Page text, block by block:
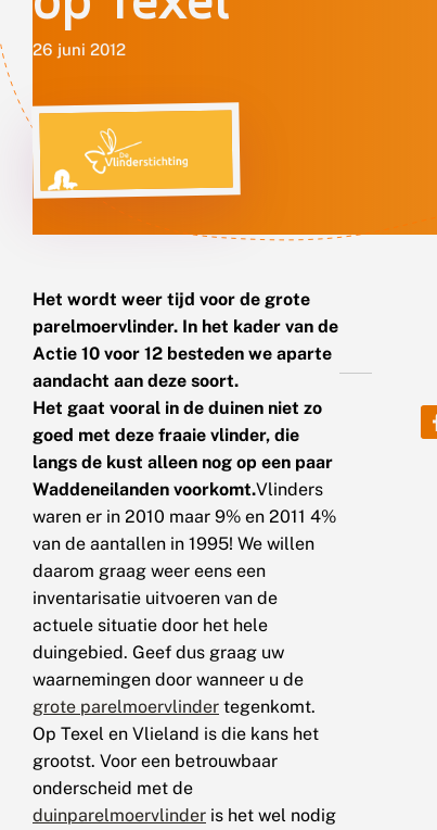
26 juni 2012
Het wordt weer tijd voor de grote
parelmoervlinder. In het kader van de
Actie 10 voor 12 besteden we aparte
aandacht aan deze soort.
Het gaat vooral in de duinen niet zo
goed met deze fraaie vlinder, die
langs de kust alleen nog op een paar
Waddeneilanden voorkomt.Vlinders
waren er in 2010 maar 9% en 2011 4%
van de aantallen in 1995! We willen
daarom graag weer eens een
inventarisatie uitvoeren van de
actuele situatie door het hele
duingebied. Geef dus graag uw
waarnemingen door wanneer u de
grote parelmoervlinder tegenkomt.
Op Texel en Vlieland is die kans het
grootst. Voor een betrouwbaar
onderscheid met de
duinparelmoervlinder is het wel nodig